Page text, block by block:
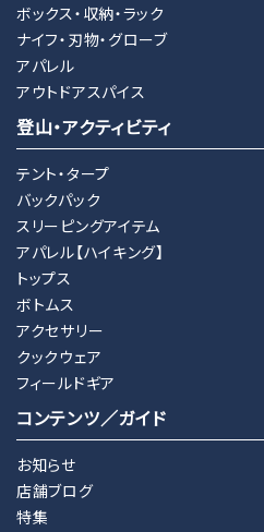
ボックス・収納・ラック
ナイフ・刃物・グローブ
アパレル
アウトドアスパイス
登山・アクティビティ
テント・タープ
バックパック
スリーピングアイテム
アパレル【ハイキング】
トップス
ボトムス
アクセサリー
クックウェア
フィールドギア
コンテンツ／ガイド
お知らせ
店舗ブログ
特集